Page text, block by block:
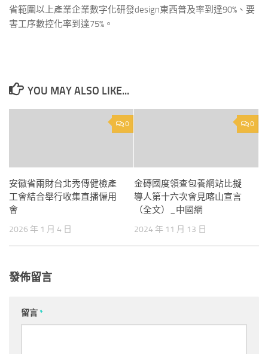
省範圍以上產業企業數字化研發design東西普及率到達90%、要
害工序數控化率到達75%。
YOU MAY ALSO LIKE...
0
安徽省兩財台北秀傳健檢產
工會結合舉行收集直播僱用
會
2026 年 1 月 4 日
0
金磚國度領查包養網站比擬
導人第十六次會見喀山宣言
（全文）_中國網
2024 年 11 月 13 日
發佈留言
留言*